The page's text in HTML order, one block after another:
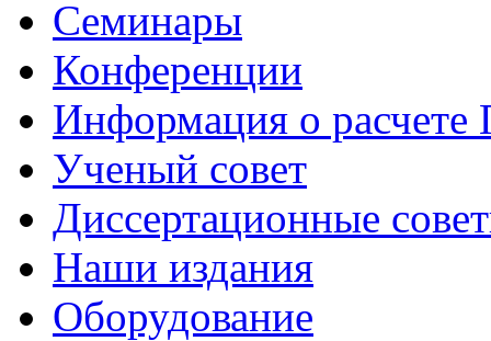
Семинары
Конференции
Информация о
Ученый совет
Диссертационные
Наши издания
Оборудование